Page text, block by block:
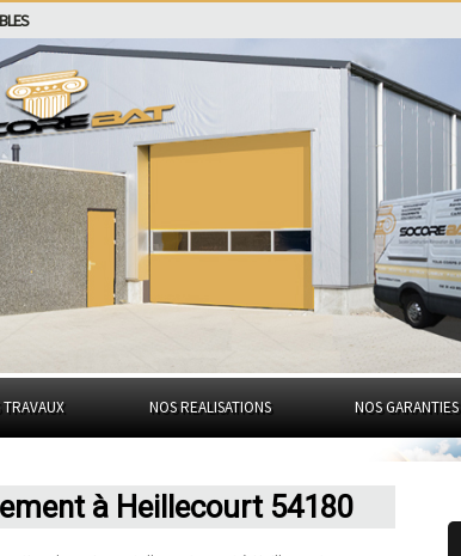
TRAVAUX NOS REALISATIONS NOS GARANTIES
à Heillecourt 54180